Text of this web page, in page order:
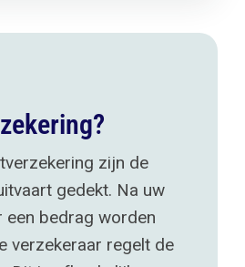
zijn de
gedekt. Na uw
een bedrag worden
verzekeraar regelt de